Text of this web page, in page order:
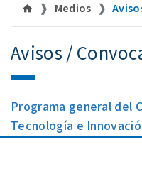
Medios
Avisos /
Programa general del
Tecnología e